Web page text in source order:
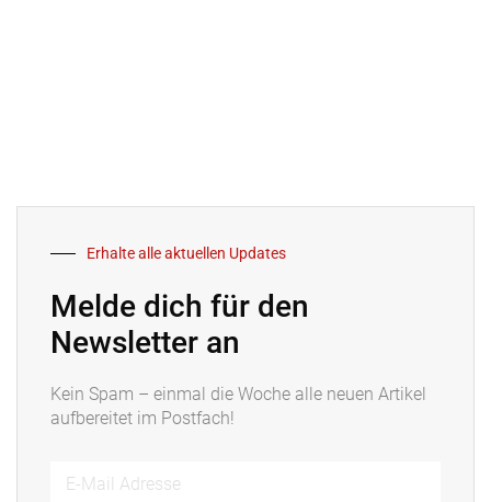
Erhalte alle aktuellen Updates
Melde dich für den
Newsletter an
Kein Spam – einmal die Woche alle neuen Artikel
aufbereitet im Postfach!